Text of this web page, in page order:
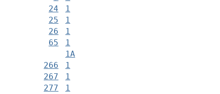
24
1
25
1
26
1
65
1
1А
266
1
267
1
277
1